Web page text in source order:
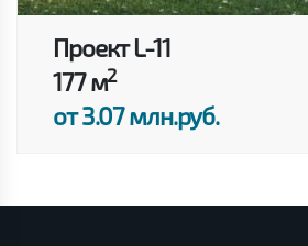
Проект L-11
177 м2
от 3.07 млн.руб.